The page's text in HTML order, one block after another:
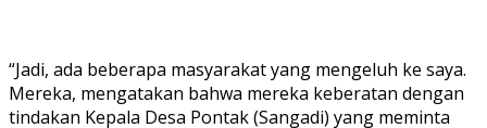
“Jadi, ada beberapa masyarakat yang mengeluh ke saya.
Mereka, mengatakan bahwa mereka keberatan dengan
tindakan Kepala Desa Pontak (Sangadi) yang meminta